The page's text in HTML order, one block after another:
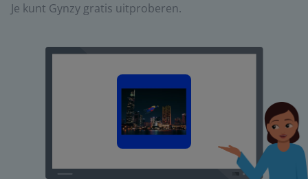
Je kunt Gynzy gratis uitproberen.